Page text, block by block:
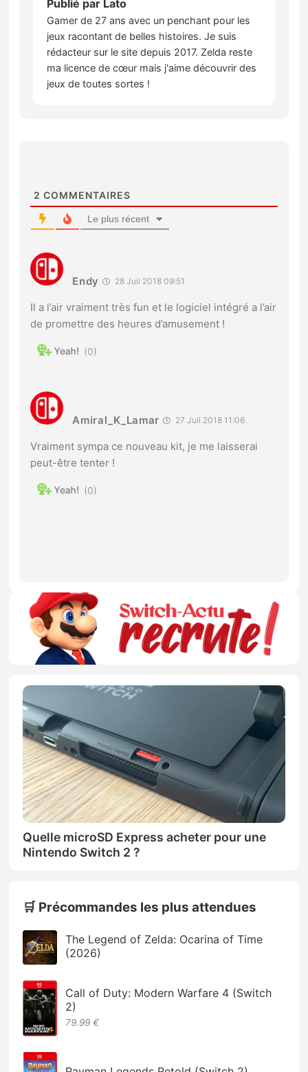
Publié par Lato
Gamer de 27 ans avec un penchant pour les
jeux racontant de belles histoires. Je suis
rédacteur sur le site depuis 2017. Zelda reste
ma licence de cœur mais j'aime découvrir des
jeux de toutes sortes !
2 COMMENTAIRES
Le plus récent
Endy 28 Juil 2018 09:51
Il a l’air vraiment très fun et le logiciel intégré a l’air
de promettre des heures d’amusement !
0
Amiral_K_Lamar 27 Juil 2018 11:06
Vraiment sympa ce nouveau kit, je me laisserai
peut-être tenter !
0
Quelle microSD Express acheter pour une
Nintendo Switch 2 ?
🛒 Précommandes les plus attendues
The Legend of Zelda: Ocarina of Time
(2026)
Call of Duty: Modern Warfare 4 (Switch
2)
79.99 €